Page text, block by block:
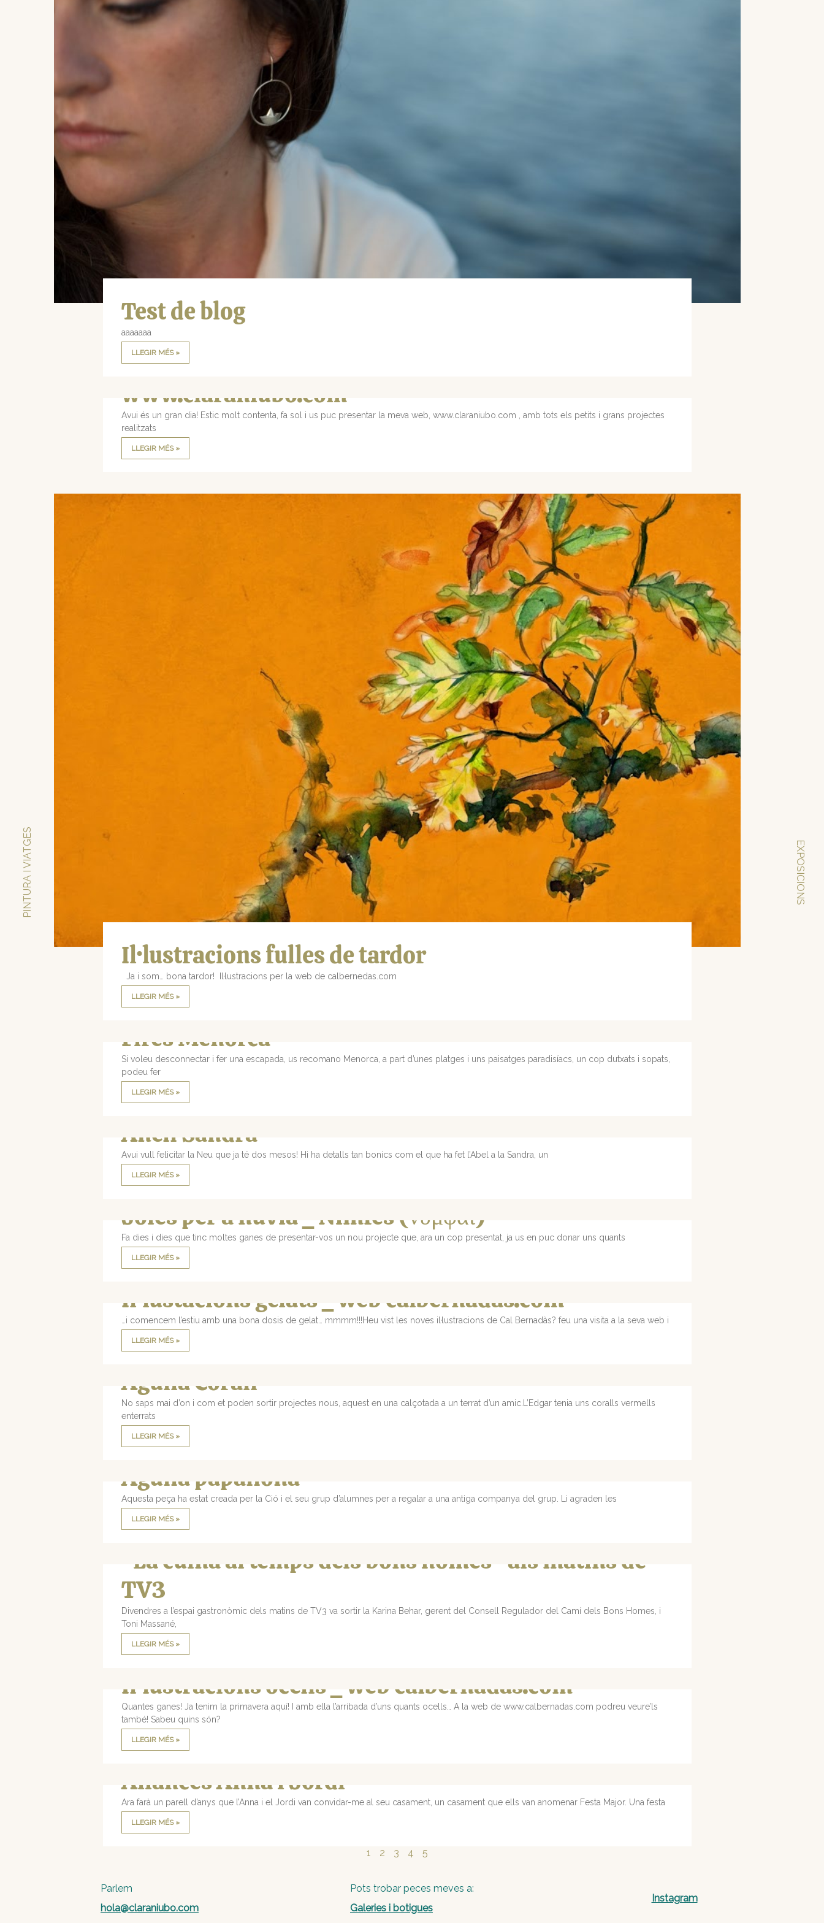
PINTURA I VIATGES EXPOSICIONS
Test de blog
aaaaaaa
LLEGIR MÉS »
www.claraniubo.com
Avui és un gran dia! Estic molt contenta, fa sol i us puc presentar la meva web, www.claraniubo.com , amb tots els petits i grans projectes
realitzats
LLEGIR MÉS »
Il·lustracions fulles de tardor
Ja i som… bona tardor! Il·lustracions per la web de calbernedas.com
LLEGIR MÉS »
Fires Menorca
Si voleu desconnectar i fer una escapada, us recomano Menorca, a part d’unes platges i uns paisatges paradisíacs, un cop dutxats i sopats,
podeu fer
LLEGIR MÉS »
Anell Sandra
Avui vull felicitar la Neu que ja té dos mesos! Hi ha detalls tan bonics com el que ha fet l’Abel a la Sandra, un
LLEGIR MÉS »
Joies per a núvia _ Nimfes (νύμφαι)
Fa dies i dies que tinc moltes ganes de presentar-vos un nou projecte que, ara un cop presentat, ja us en puc donar uns quants
LLEGIR MÉS »
Il·lustacions gelats _ web calbernadas.com
…i comencem l’estiu amb una bona dosis de gelat… mmmm!!!Heu vist les noves il·lustracions de Cal Bernadàs? feu una visita a la seva web i
LLEGIR MÉS »
Agulla Corall
No saps mai d’on i com et poden sortir projectes nous, aquest en una calçotada a un terrat d’un amic.L’Edgar tenia uns coralls vermells
enterrats
LLEGIR MÉS »
Agulla papallona
Aquesta peça ha estat creada per la Ció i el seu grup d’alumnes per a regalar a una antiga companya del grup. Li agraden les
LLEGIR MÉS »
“La cuina al temps dels bons homes” als matins de
TV3
Divendres a l’espai gastronòmic dels matins de TV3 va sortir la Karina Behar, gerent del Consell Regulador del Camí dels Bons Homes, i
Toni Massané,
LLEGIR MÉS »
Il·lustracions ocells _ web calbernadas.com
Quantes ganes! Ja tenim la primavera aquí! I amb ella l’arribada d’uns quants ocells… A la web de www.calbernadas.com podreu veure’ls
també! Sabeu quins són?
LLEGIR MÉS »
Aliances Anna i Jordi
Ara farà un parell d’anys que l’Anna i el Jordi van convidar-me al seu casament, un casament que ells van anomenar Festa Major. Una festa
LLEGIR MÉS »
1 2 3 4 5
Parlem
hola@claraniubo.com
Pots trobar peces meves a:
Galeries i botigues
Instagram